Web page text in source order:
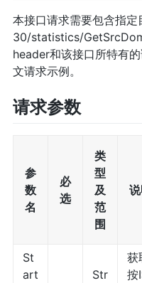
本接口请求需要包含指
30/statistics/
header和该接口所特有
文请求示例。
请求参数
参
数
名
必
选
类
型
及
范
围
St
art
Str
获
按